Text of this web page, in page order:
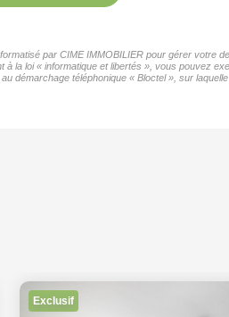
par CIME IMMOBILIER pour gérer
la loi « informatique et libertés », vous pouvez
démarchage téléphonique « Bloctel », sur
Exclusif